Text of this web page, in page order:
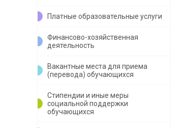
Платные образовательные услуги
Финансово-хозяйственная
деятельность
Вакантные места для приема
(перевода) обучающихся
Стипендии и иные меры
социальной поддержки
обучающихся